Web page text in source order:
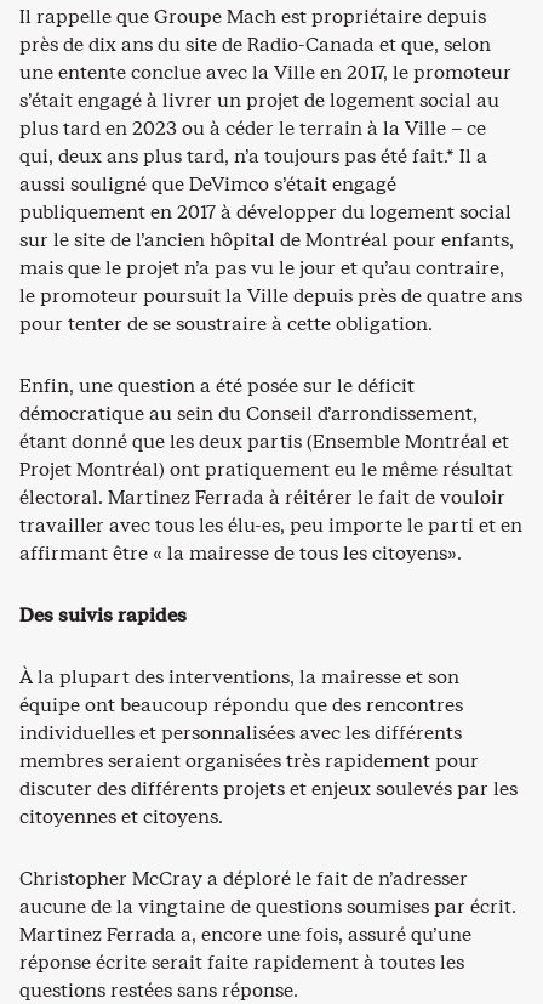
Il rappelle que Groupe Mach est propriétaire depuis
près de dix ans du site de Radio-Canada et que, selon
une entente conclue avec la Ville en 2017, le promoteur
s’était engagé à livrer un projet de logement social au
plus tard en 2023 ou à céder le terrain à la Ville – ce
qui, deux ans plus tard, n’a toujours pas été fait.* Il a
aussi souligné que DeVimco s’était engagé
publiquement en 2017 à développer du logement social
sur le site de l’ancien hôpital de Montréal pour enfants,
mais que le projet n’a pas vu le jour et qu’au contraire,
le promoteur poursuit la Ville depuis près de quatre ans
pour tenter de se soustraire à cette obligation.
Enfin, une question a été posée sur le déficit
démocratique au sein du Conseil d’arrondissement,
étant donné que les deux partis (Ensemble Montréal et
Projet Montréal) ont pratiquement eu le même résultat
électoral. Martinez Ferrada à réitérer le fait de vouloir
travailler avec tous les élu-es, peu importe le parti et en
affirmant être « la mairesse de tous les citoyens».
Des suivis rapides
À la plupart des interventions, la mairesse et son
équipe ont beaucoup répondu que des rencontres
individuelles et personnalisées avec les différents
membres seraient organisées très rapidement pour
discuter des différents projets et enjeux soulevés par les
citoyennes et citoyens.
Christopher McCray a déploré le fait de n’adresser
aucune de la vingtaine de questions soumises par écrit.
Martinez Ferrada a, encore une fois, assuré qu’une
réponse écrite serait faite rapidement à toutes les
questions restées sans réponse.